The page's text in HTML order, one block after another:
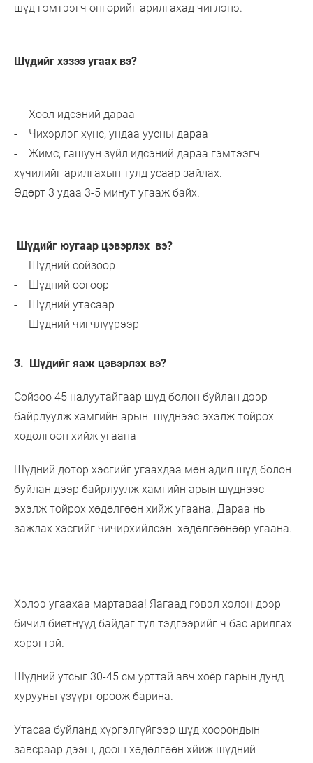
шүд гэмтээгч өнгөрийг арилгахад чиглэнэ.
Шүдийг хэзээ угаах вэ?
- Хоол идсэний дараа
- Чихэрлэг хүнс, ундаа уусны дараа
- Жимс, гашуун зүйл идсэний дараа гэмтээгч
хүчилийг арилгахын тулд усаар зайлах.
Өдөрт 3 удаа 3-5 минут угааж байх.
Шүдийг юугаар цэвэрлэх вэ?
- Шүдний сойзоор
- Шүдний оогоор
- Шүдний утасаар
- Шүдний чигчлүүрээр
3. Шүдийг яаж цэвэрлэх вэ?
Сойзоо 45 налуутайгаар шүд болон буйлан дээр
байрлуулж хамгийн арын шүднээс эхэлж тойрох
хөдөлгөөн хийж угаана
Шүдний дотор хэсгийг угаахдаа мөн адил шүд болон
буйлан дээр байрлуулж хамгийн арын шүднээс
эхэлж тойрох хөдөлгөөн хийж угаана. Дараа нь
зажлах хэсгийг чичирхийлсэн хөдөлгөөнөөр угаана.
Хэлээ угаахаа мартаваа! Яагаад гэвэл хэлэн дээр
бичил биетнүүд байдаг тул тэдгээрийг ч бас арилгах
хэрэгтэй.
Шүдний утсыг 30-45 см урттай авч хоёр гарын дунд
хурууны үзүүрт ороож барина.
Утасаа буйланд хүргэлгүйгээр шүд хоорондын
завсраар дээш, доош хөдөлгөөн хйиж шүдний